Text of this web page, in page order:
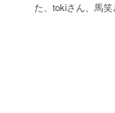
た、tokiさん、馬笑